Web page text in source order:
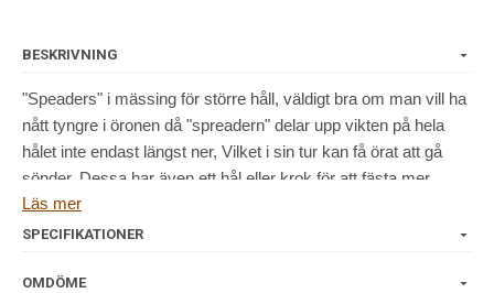
BESKRIVNING
"Speaders" i mässing för större håll, väldigt bra om man vill ha
nått tyngre i öronen då "spreadern" delar upp vikten på hela
hålet inte endast längst ner, Vilket i sin tur kan få örat att gå
sönder. Dessa har även ett hål eller krok för att fästa mer
hängade smycken.
Läs mer
SPECIFIKATIONER
OMDÖME